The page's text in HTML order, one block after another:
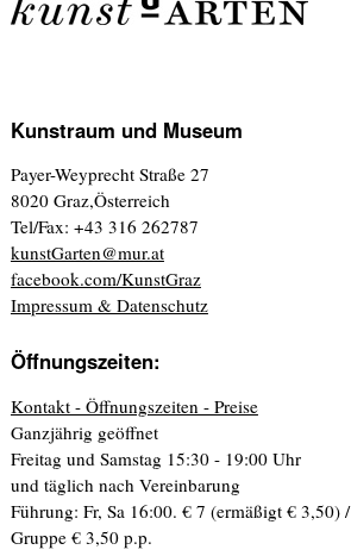
Kunstraum und Museum
Payer-Weyprecht Straße 27
8020 Graz,Österreich
Tel/Fax: +43 316 262787
kunstGarten@mur.at
facebook.com/KunstGraz
Impressum & Datenschutz
Öffnungszeiten:
Kontakt - Öffnungszeiten - Preise
Ganzjährig geöffnet
Freitag und Samstag 15:30 - 19:00 Uhr
und täglich nach Vereinbarung
Führung: Fr, Sa 16:00. € 7 (ermäßigt € 3,50) /
Gruppe € 3,50 p.p.